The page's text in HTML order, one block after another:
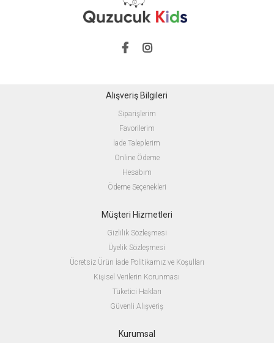
Alışveriş Bilgileri
Siparişlerim
Favorilerim
İade Taleplerim
Online Ödeme
Hesabım
Ödeme Seçenekleri
Müşteri Hizmetleri
Gizlilik Sözleşmesi
Üyelik Sözleşmesi
Ücretsiz Ürün İade Politikamız ve Koşulları
Kişisel Verilerin Korunması
Tüketici Hakları
Güvenli Alışveriş
Kurumsal